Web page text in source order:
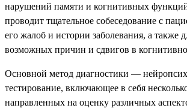
нарушений памяти и когнитивных
проводит тщательное собеседование с
его жалоб и истории заболевания, а также
возможных причин и сдвигов в
Основной метод диагностики —
тестирование, включающее в себя
направленных на оценку различных